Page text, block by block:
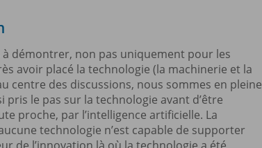
démontrer, non pas uniquement pour les
avoir placé la technologie (la machinerie et la
centre des discussions, nous sommes en pleine
le pas sur la technologie avant d’être
proche, par l’intelligence artificielle. La
technologie n’est capable de supporter